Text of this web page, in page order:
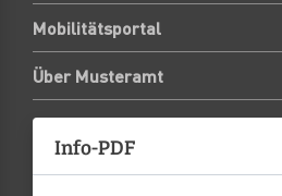
Mobilitätsportal
Über Musteramt
Info-PDF